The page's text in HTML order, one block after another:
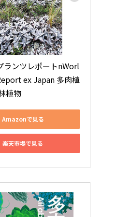
ランツレポートnWorl
ex Japan 多肉植
植物
Amazonで見る
楽天市場で見る